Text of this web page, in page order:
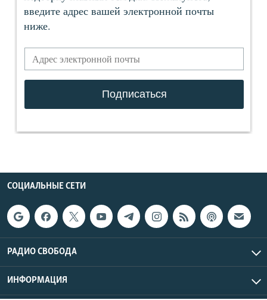
СОЦИАЛЬНЫЕ СЕТИ
РАДИО СВОБОДА
ИНФОРМАЦИЯ